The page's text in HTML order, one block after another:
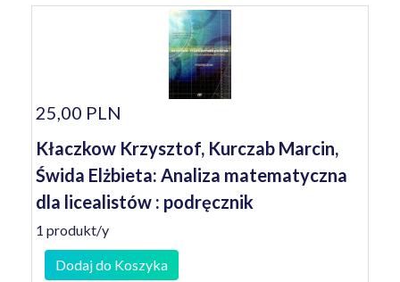
25,00 PLN
Kłaczkow Krzysztof, Kurczab Marcin,
Świda Elżbieta: Analiza matematyczna
dla licealistów : podręcznik
1 produkt/y
Dodaj do Koszyka